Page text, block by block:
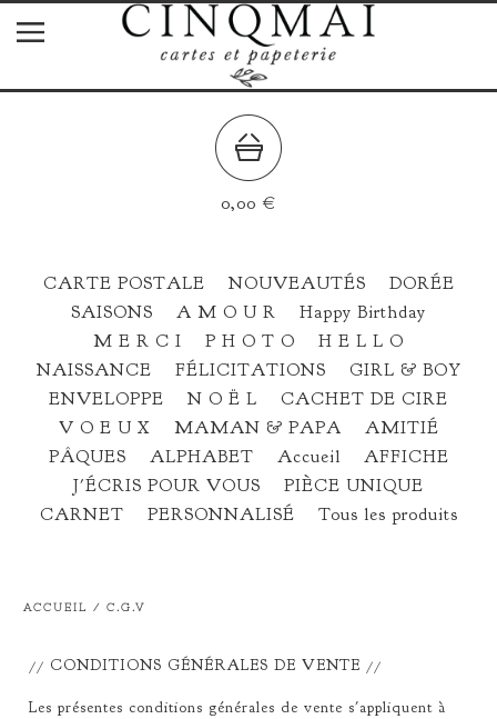
0,00 €
CARTE POSTALE NOUVEAUTÉS
DORÉE
SAISONS
A M O U R
Happy Birthday
M E R C I
P H O T O
H E L L O
NAISSANCE
FÉLICITATIONS
GIRL & BOY
ENVELOPPE
N O Ë L
CACHET DE CIRE
V O E U X
MAMAN & PAPA
AMITIÉ
PÂQUES
ALPHABET Accueil
AFFICHE
J'ÉCRIS POUR VOUS
PIÈCE UNIQUE
CARNET
PERSONNALISÉ Tous les produits
ACCUEIL / C.G.V
// CONDITIONS GÉNÉRALES DE VENTE //
Les présentes conditions générales de vente s'appliquent à